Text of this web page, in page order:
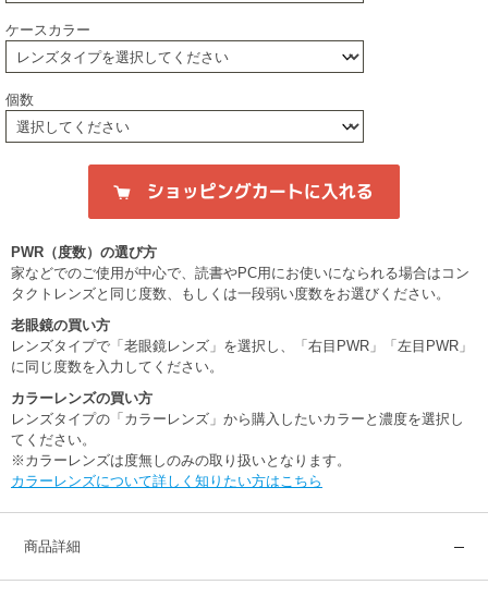
ケースカラー
個数
PWR（度数）の選び方
家などでのご使用が中心で、読書やPC用にお使いになられる場合はコン
タクトレンズと同じ度数、もしくは一段弱い度数をお選びください。
老眼鏡の買い方
レンズタイプで「老眼鏡レンズ」を選択し、「右目PWR」「左目PWR」
に同じ度数を入力してください。
カラーレンズの買い方
レンズタイプの「カラーレンズ」から購入したいカラーと濃度を選択し
てください。
※カラーレンズは度無しのみの取り扱いとなります。
カラーレンズについて詳しく知りたい方はこちら
商品詳細